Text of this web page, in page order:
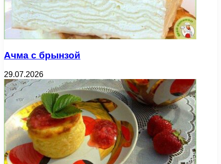
Ачма с брынзой
29.07.2026